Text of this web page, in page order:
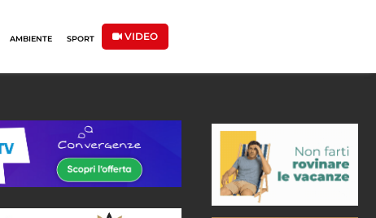
AMBIENTE SPORT VIDEO